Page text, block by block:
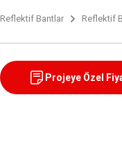
Reflektif Bantlar Reflektif
Projeye Özel